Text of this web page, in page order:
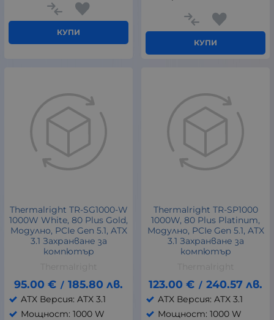
КУПИ
КУПИ
Thermalright TR-SG1000-W
1000W White, 80 Plus Gold,
Модулно, PCIe Gen 5.1, ATX
3.1 Захранване за
компютър
95.00 € / 185.80 лв.
ATX Версия: ATX 3.1
Мощност: 1000 W
Thermalright TR-SP1000
1000W, 80 Plus Platinum,
Модулно, PCIe Gen 5.1, ATX
3.1 Захранване за
компютър
123.00 € / 240.57 лв.
ATX Версия: ATX 3.1
Мощност: 1000 W